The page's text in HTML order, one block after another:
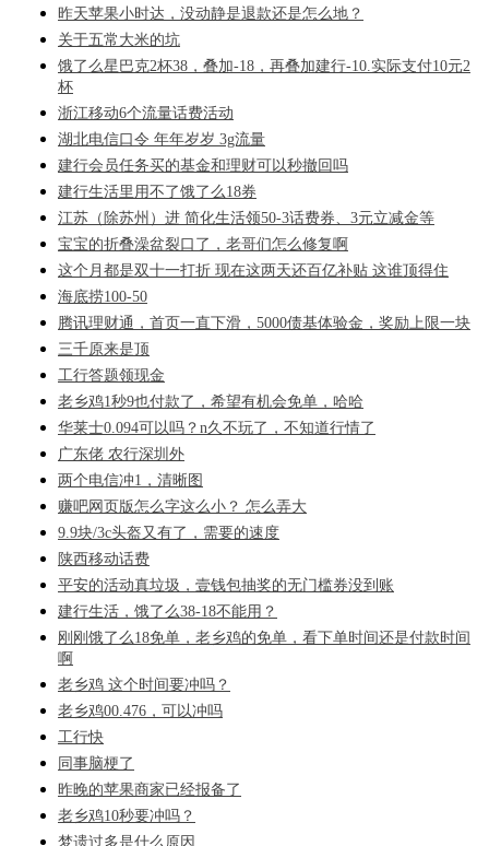
昨天苹果小时达，没动静是退款还是怎么地？
关于五常大米的坑
饿了么星巴克2杯38，叠加-18，再叠加建行-10.实际支付10元2
杯
浙江移动6个流量话费活动
湖北电信口令 年年岁岁 3g流量
建行会员任务买的基金和理财可以秒撤回吗
建行生活里用不了饿了么18券
江苏（除苏州）进 简化生活领50-3话费券、3元立减金等
宝宝的折叠澡盆裂口了，老哥们怎么修复啊
这个月都是双十一打折 现在这两天还百亿补贴 这谁顶得住
海底捞100-50
腾讯理财通，首页一直下滑，5000债基体验金，奖励上限一块
三千原来是顶
工行答题领现金
老乡鸡1秒9也付款了，希望有机会免单，哈哈
华莱士0.094可以吗？n久不玩了，不知道行情了
广东佬 农行深圳外
两个电信冲1，清晰图
赚吧网页版怎么字这么小？ 怎么弄大
9.9块/3c头盔又有了，需要的速度
陕西移动话费
平安的活动真垃圾，壹钱包抽奖的无门槛券没到账
建行生活，饿了么38-18不能用？
刚刚饿了么18免单，老乡鸡的免单，看下单时间还是付款时间
啊
老乡鸡 这个时间要冲吗？
老乡鸡00.476，可以冲吗
工行快
同事脑梗了
昨晚的苹果商家已经报备了
老乡鸡10秒要冲吗？
梦遗过多是什么原因